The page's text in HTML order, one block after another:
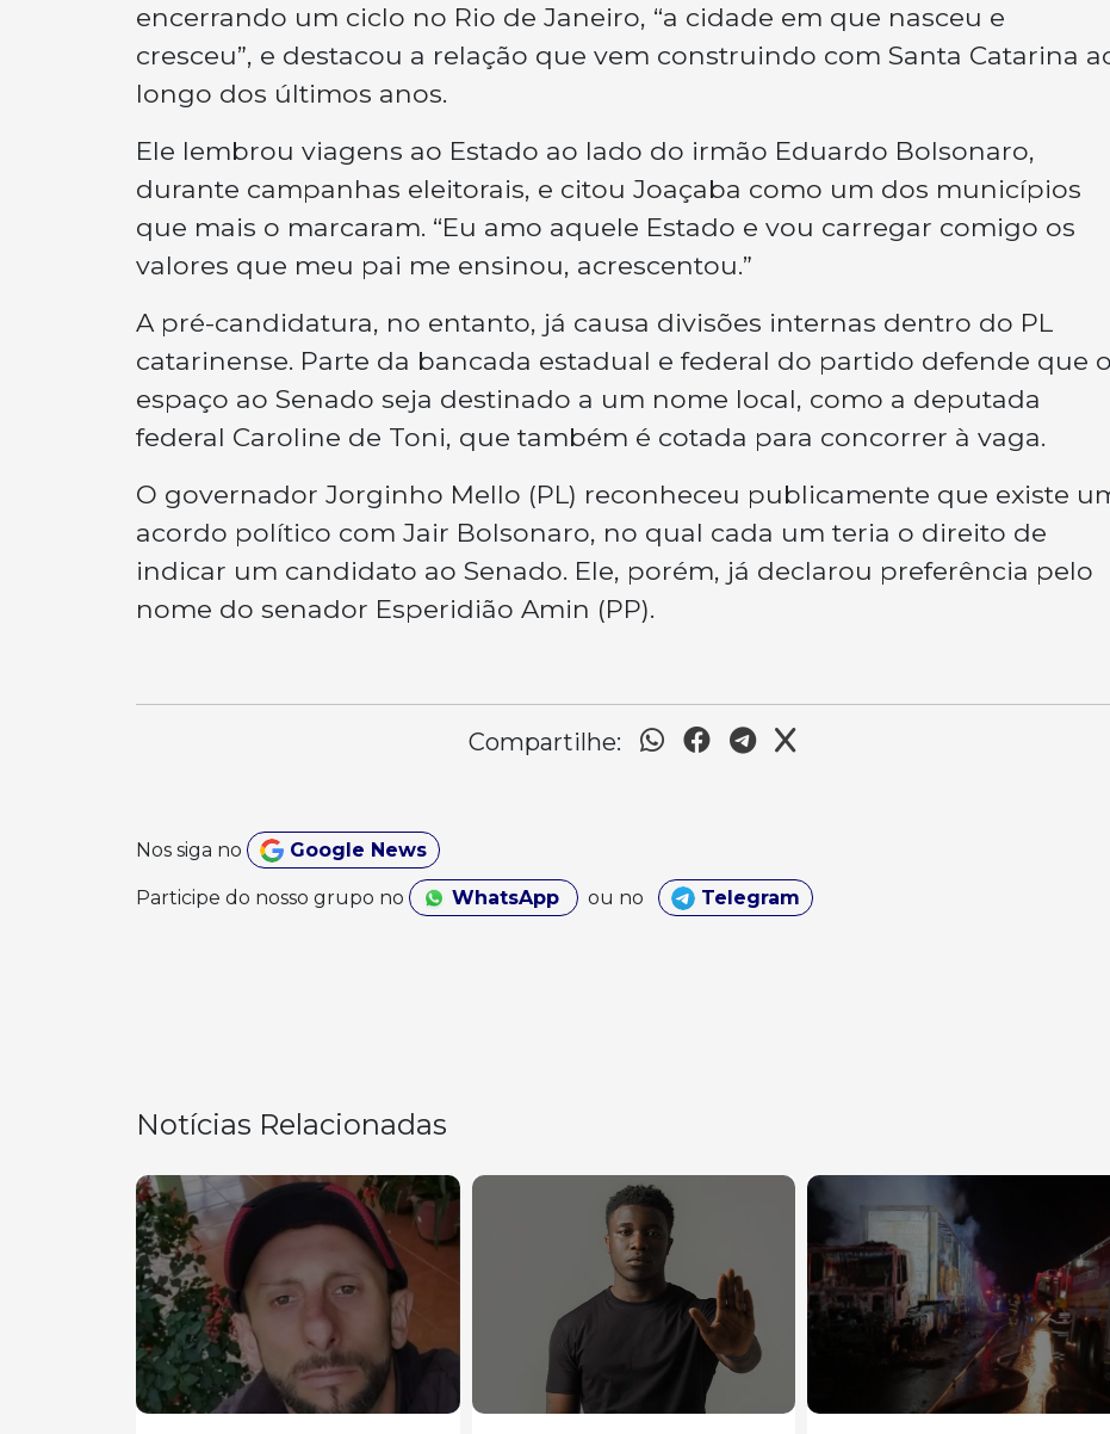
encerrando um ciclo no Rio de Janeiro, “a cidade em que nasceu e
cresceu”, e destacou a relação que vem construindo com Santa Catarina
longo dos últimos anos.
Ele lembrou viagens ao Estado ao lado do irmão Eduardo Bolsonaro,
durante campanhas eleitorais, e citou Joaçaba como um dos municípios
que mais o marcaram. “Eu amo aquele Estado e vou carregar comigo os
valores que meu pai me ensinou, acrescentou.”
A pré-candidatura, no entanto, já causa divisões internas dentro do PL
catarinense. Parte da bancada estadual e federal do partido defende que o
espaço ao Senado seja destinado a um nome local, como a deputada
federal Caroline de Toni, que também é cotada para concorrer à vaga.
O governador Jorginho Mello (PL) reconheceu publicamente que existe
acordo político com Jair Bolsonaro, no qual cada um teria o direito de
indicar um candidato ao Senado. Ele, porém, já declarou preferência pelo
nome do senador Esperidião Amin (PP).
Compartilhe:
Nos siga no Google News
Participe do nosso grupo no WhatsApp ou no Telegram
Notícias Relacionadas